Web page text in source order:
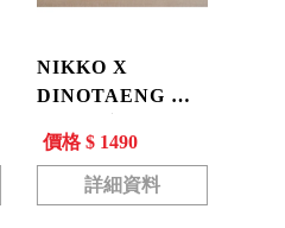
NIKKO X
DINOTAENG 聯
國 矮袋鼠
QUOKKA BOBO
N401
價格 $ 1490
詳細資料